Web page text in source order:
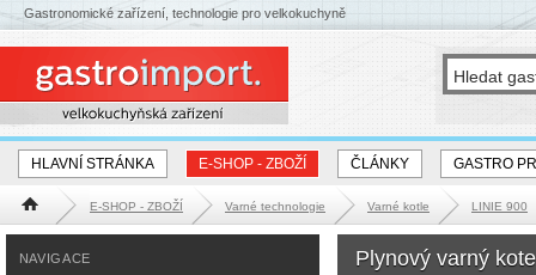
HLAVNÍ STRÁNKA E-SHOP - ZBOŽÍ ČLÁNKY GASTRO
Hlavní stránka E-SHOP - ZBOŽÍ Varné technologie Varné kotle LINIE 900
Plynový varný
NAVIGACE
Gastronomické zařízení, technologie pro velkokuchyně